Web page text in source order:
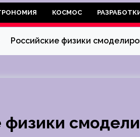
КОСМОС
Российские физики
физики